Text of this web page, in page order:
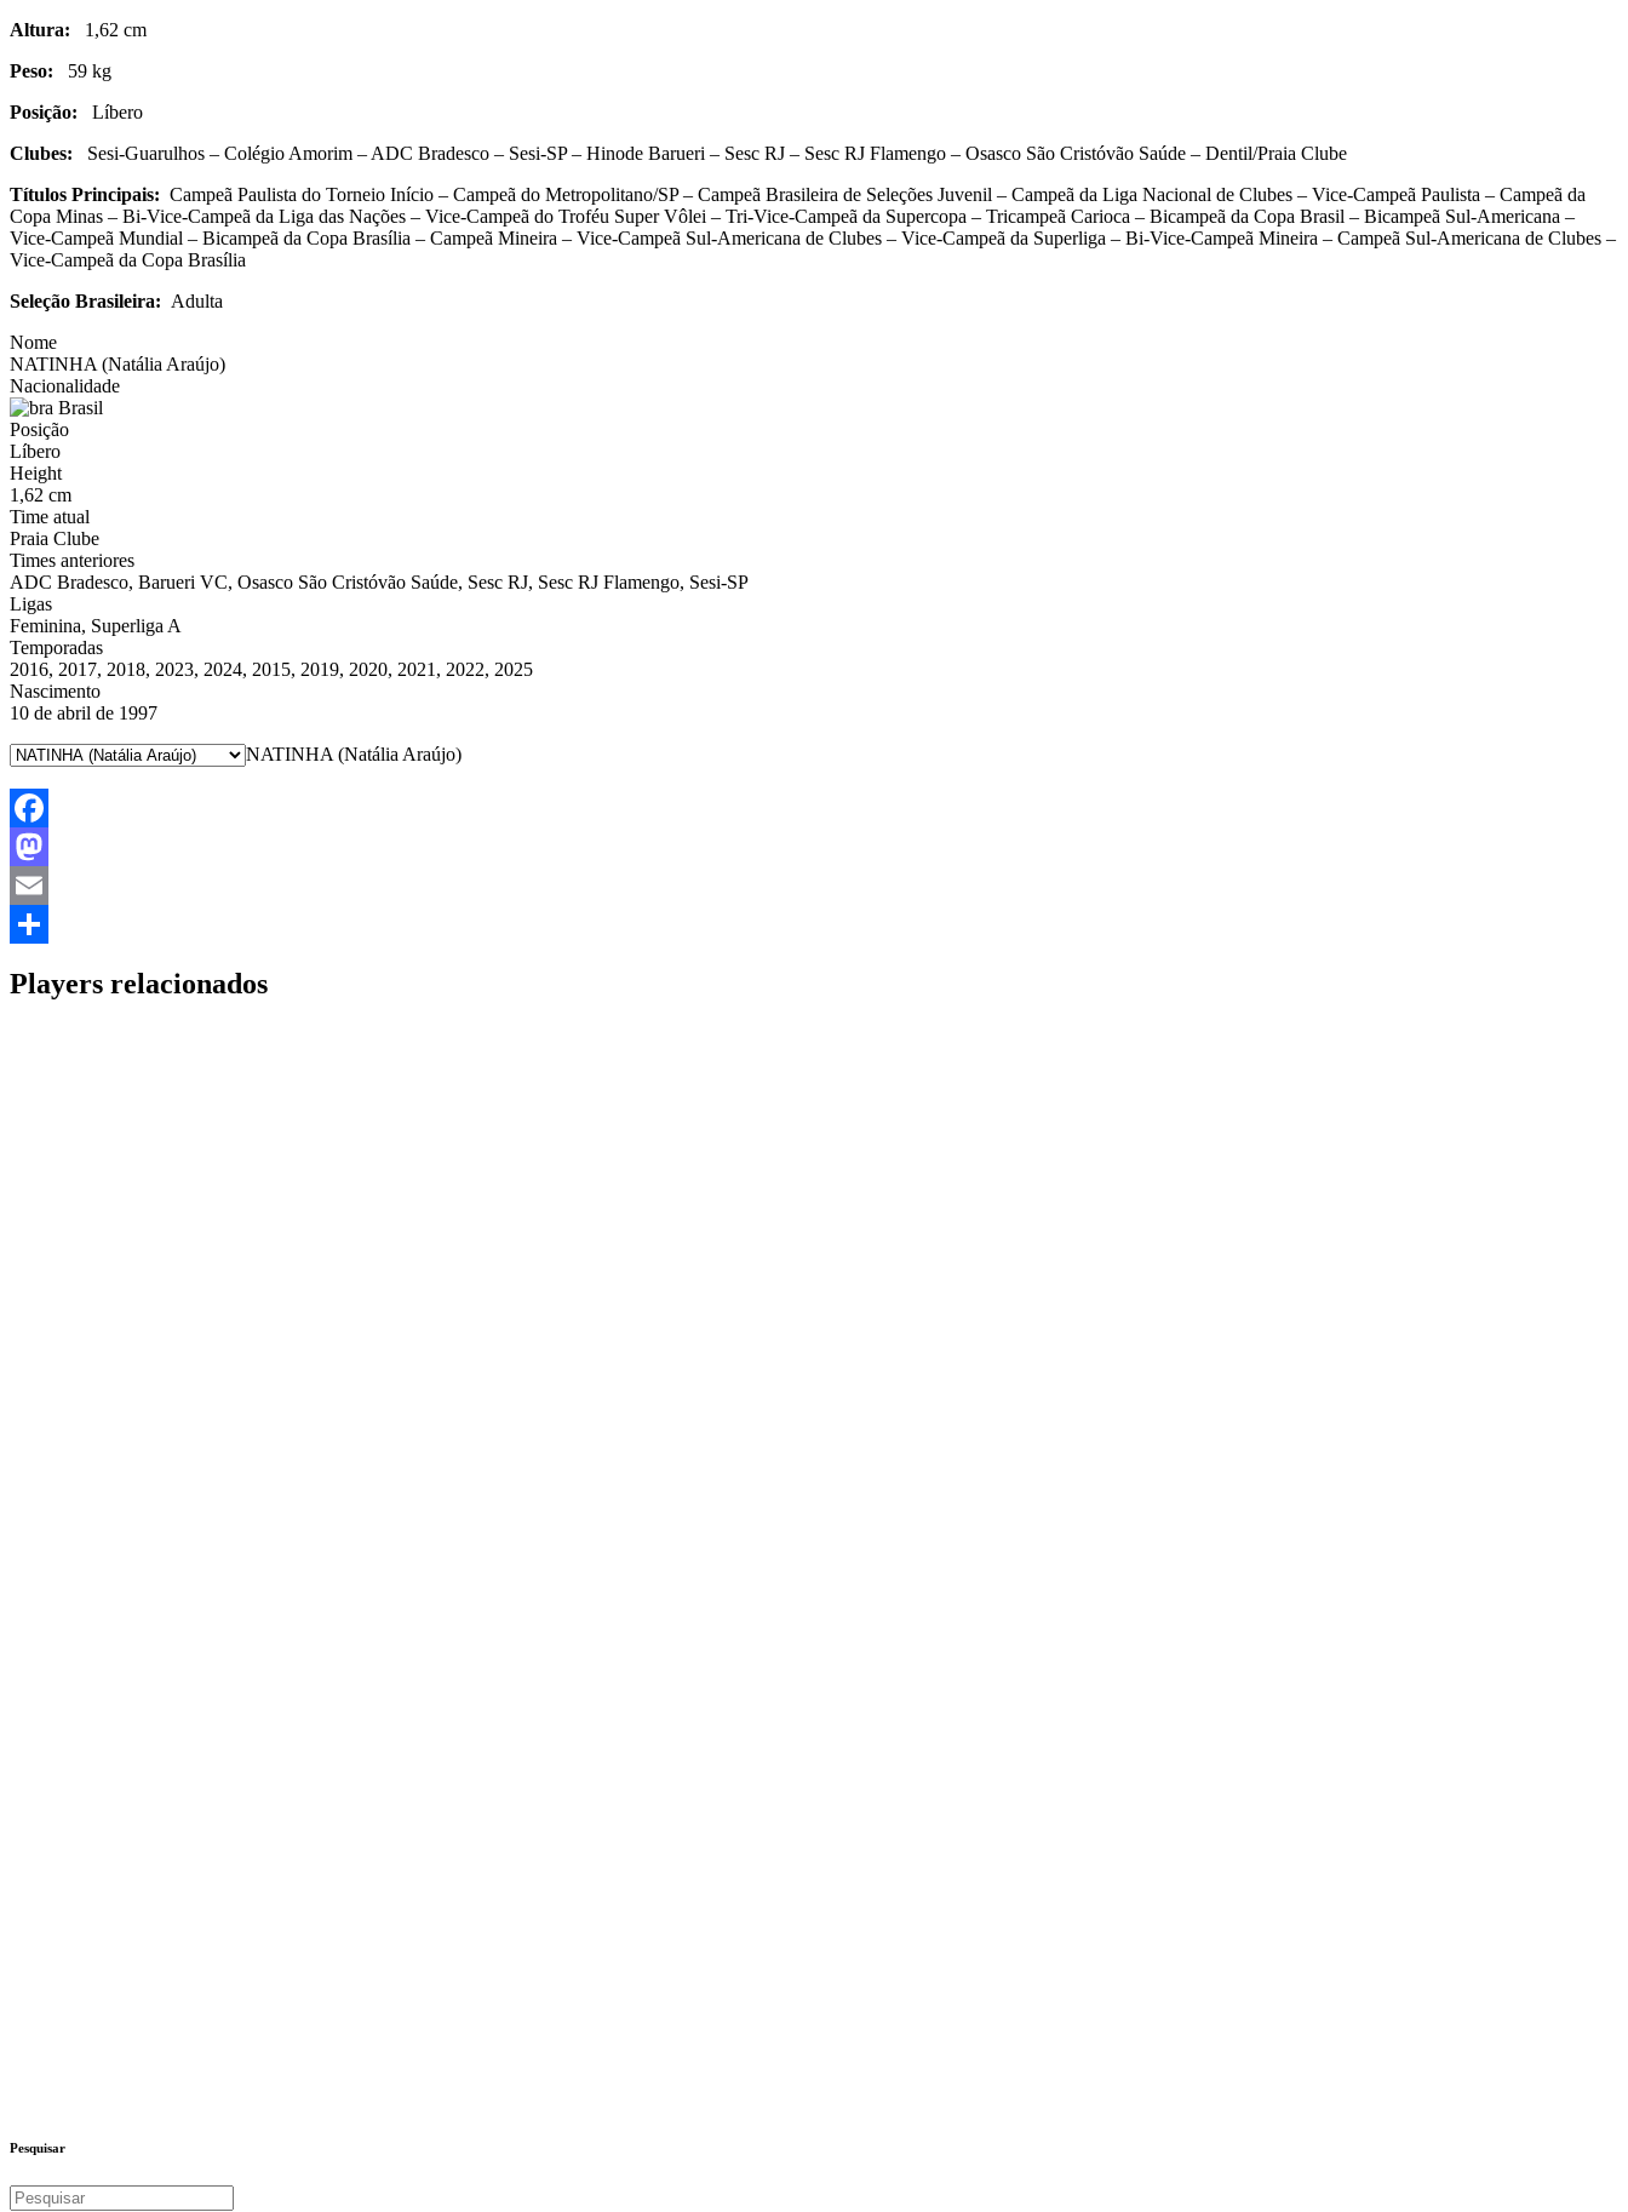
Altura: 1,62 cm
Peso: 59 kg
Posição: Líbero
Clubes: Sesi-Guarulhos – Colégio Amorim – ADC Bradesco – Sesi-SP – Hinode Barueri – Sesc RJ – Sesc RJ Flamengo – Osasco São Cristóvão Saúde – Dentil/Praia Clube
Títulos Principais: Campeã Paulista do Torneio Início – Campeã do Metropolitano/SP – Campeã Brasileira de Seleções Juvenil – Campeã da Liga Nacional de Clubes – Vice-Campeã Paulista – Campeã da
Copa Minas – Bi-Vice-Campeã da Liga das Nações – Vice-Campeã do Troféu Super Vôlei – Tri-Vice-Campeã da Supercopa – Tricampeã Carioca – Bicampeã da Copa Brasil – Bicampeã Sul-Americana –
Vice-Campeã Mundial – Bicampeã da Copa Brasília – Campeã Mineira – Vice-Campeã Sul-Americana de Clubes – Vice-Campeã da Superliga – Bi-Vice-Campeã Mineira – Campeã Sul-Americana de Clubes –
Vice-Campeã da Copa Brasília
Seleção Brasileira: Adulta
Nome
NATINHA (Natália Araújo)
Nacionalidade
Brasil
Posição
Líbero
Height
1,62 cm
Time atual
Praia Clube
Times anteriores
ADC Bradesco, Barueri VC, Osasco São Cristóvão Saúde, Sesc RJ, Sesc RJ Flamengo, Sesi-SP
Ligas
Feminina, Superliga A
Temporadas
2016, 2017, 2018, 2023, 2024, 2015, 2019, 2020, 2021, 2022, 2025
Nascimento
10 de abril de 1997
NATINHA (Natália Araújo)
Facebook
Mastodon
Email
Players relacionados
Pesquisar